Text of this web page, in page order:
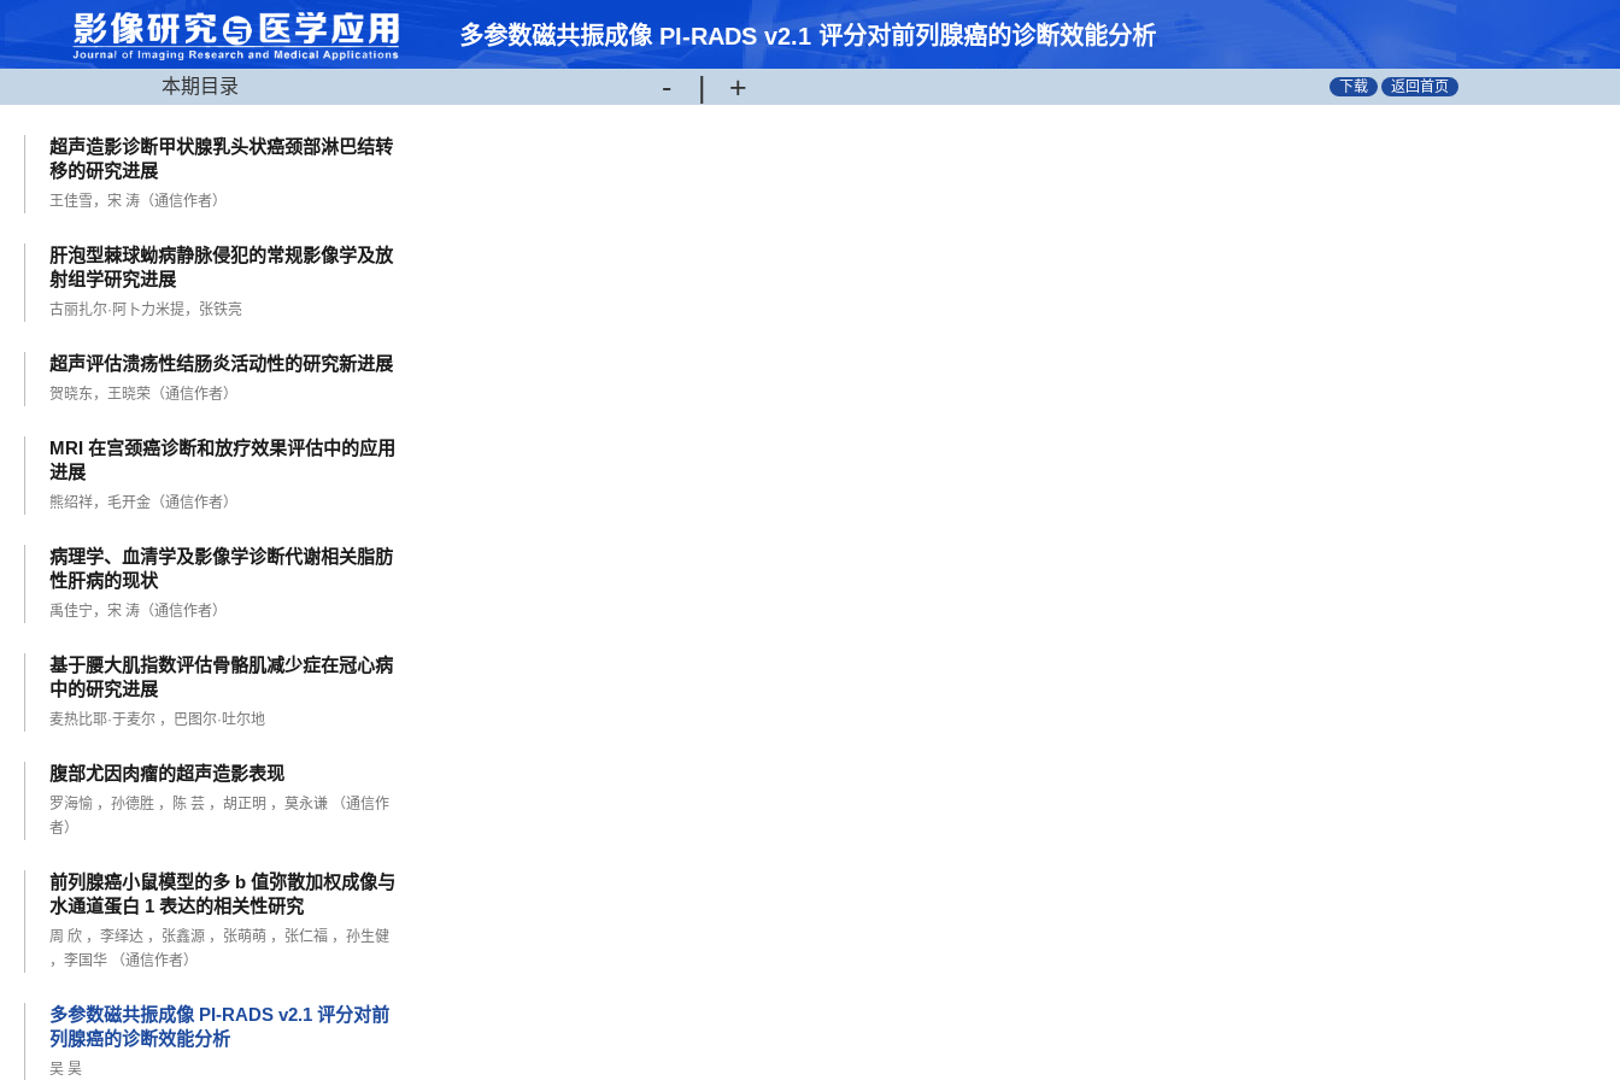
多参数磁共振成像 PI-RADS v2.1 评分对前列腺癌的诊断效能分析
本期目录 - | + 下载 返回首页
超声造影诊断甲状腺乳头状癌颈部淋巴结转
移的研究进展
王佳雪，宋 涛（通信作者）
肝泡型棘球蚴病静脉侵犯的常规影像学及放
射组学研究进展
古丽扎尔·阿卜力米提，张铁亮
超声评估溃疡性结肠炎活动性的研究新进展
贺晓东，王晓荣（通信作者）
MRI 在宫颈癌诊断和放疗效果评估中的应用
进展
熊绍祥，毛开金（通信作者）
病理学、血清学及影像学诊断代谢相关脂肪
性肝病的现状
禹佳宁，宋 涛（通信作者）
基于腰大肌指数评估骨骼肌减少症在冠心病
中的研究进展
麦热比耶·于麦尔 ，巴图尔·吐尔地
腹部尤因肉瘤的超声造影表现
罗海愉 ，孙德胜 ，陈 芸 ，胡正明 ，莫永谦 （通信作
者）
前列腺癌小鼠模型的多 b 值弥散加权成像与
水通道蛋白 1 表达的相关性研究
周 欣 ，李绎达 ，张鑫源 ，张萌萌 ，张仁福 ，孙生健
，李国华 （通信作者）
多参数磁共振成像 PI-RADS v2.1 评分对前
列腺癌的诊断效能分析
吴 昊